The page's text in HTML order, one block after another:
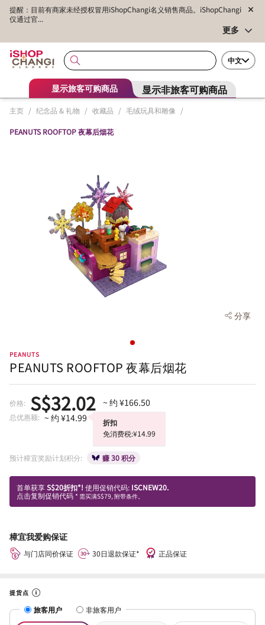
提醒：目前有商家未经授权冒用iShopChangi名义销售商品。iShopChangi
仅通过官...
更多
中文
显示旅客可购商品 显示非旅客可购商品
主页 / 纪念品 & 礼物 / 收藏品 / 毛绒玩具和雕像 /
PEANUTS ROOFTOP 夜幕后烟花
分享
PEANUTS
PEANUTS ROOFTOP 夜幕后烟花
价格: S$32.02 ~ 约 ¥166.50
总优惠额: ~ 约 ¥14.99
折扣
免消费税:¥14.99
预计樟宜奖励计划积分: 赚 30 积分
首单获享S$20折扣*! 使用促销代码: ISCNEW20.
点击复制促销代码 * 需买满S$79, 附带条件。
樟宜我爱购保证
与门店同价保证 30日退款保证* 正品保证
提货点
旅客用户 非旅客用户